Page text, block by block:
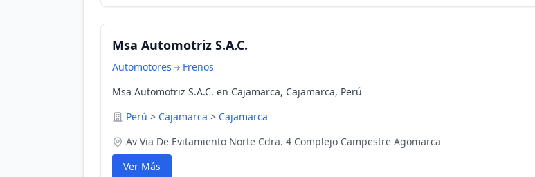
Msa Automotriz S.A.C.
Automotores
Frenos
Msa Automotriz S.A.C. en Cajamarca, Cajamarca, Perú
Perú > Cajamarca > Cajamarca
Av Via De Evitamiento Norte Cdra. 4 Complejo Campestre Agomarca
Ver Más